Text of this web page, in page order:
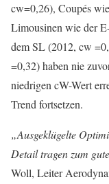
cw=0,26), Coupés
Limousinen wie der
dem SL (2012, cw
=0,32) haben nie
niedrigen cW-Wert
Trend fortsetzen.
„Ausgeklügelte
Detail tragen zum
Woll, Leiter